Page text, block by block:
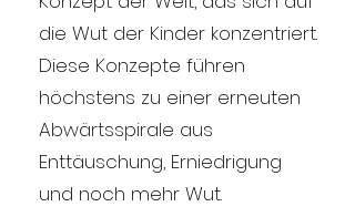
die Wut der Kinder konzentriert.
Diese Konzepte führen
höchstens zu einer erneuten
Abwärtsspirale aus
Enttäuschung, Erniedrigung
und noch mehr Wut.